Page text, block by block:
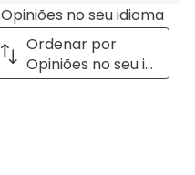
Opiniões no seu idioma
a
with
Ordenar por
Opiniões no seu idioma